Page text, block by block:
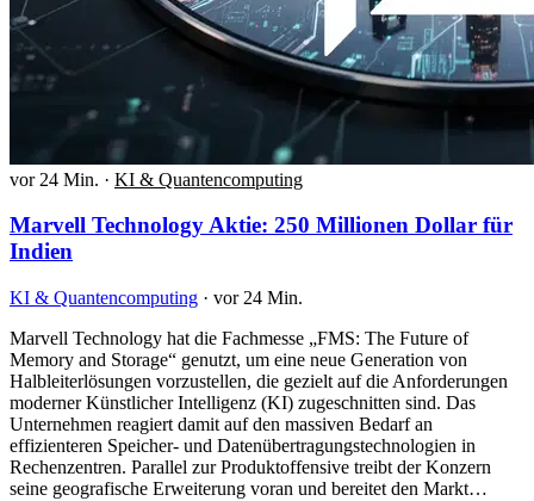
vor 24 Min. · KI & Quantencomputing
Marvell Technology Aktie: 250 Millionen Dollar für
Indien
KI & Quantencomputing · vor 24 Min.
Marvell Technology hat die Fachmesse „FMS: The Future of
Memory and Storage“ genutzt, um eine neue Generation von
Halbleiterlösungen vorzustellen, die gezielt auf die Anforderungen
moderner Künstlicher Intelligenz (KI) zugeschnitten sind. Das
Unternehmen reagiert damit auf den massiven Bedarf an
effizienteren Speicher- und Datenübertragungstechnologien in
Rechenzentren. Parallel zur Produktoffensive treibt der Konzern
seine geografische Erweiterung voran und bereitet den Markt…